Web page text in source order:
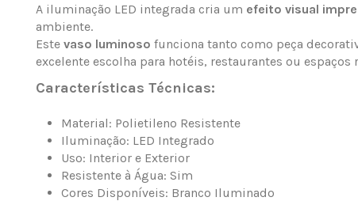
A iluminação LED integrada cria um efeito visual
ambiente.
Estevaso luminoso funciona tanto como peça
excelente escolha para hotéis, restaurantes ou
Características Técnicas:
Material: Polietileno Resistente
Iluminação: LED Integrado
Uso: Interior e Exterior
Resistente à Água: Sim
Cores Disponíveis: Branco Iluminado